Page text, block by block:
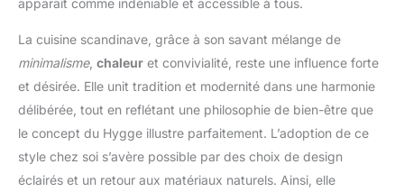
apparaît comme indéniable et accessible à tous.
La cuisine scandinave, grâce à son savant mélange de
minimalisme, chaleur et convivialité, reste une influence forte
et désirée. Elle unit tradition et modernité dans une harmonie
délibérée, tout en reflétant une philosophie de bien-être que
le concept du Hygge illustre parfaitement. L’adoption de ce
style chez soi s’avère possible par des choix de design
éclairés et un retour aux matériaux naturels. Ainsi, elle